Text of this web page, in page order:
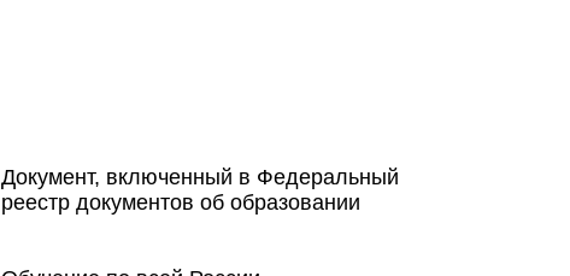
Документ, включенный в Федеральный
реестр документов об образовании